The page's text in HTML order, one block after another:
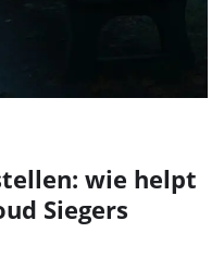
wie helpt
Siegers